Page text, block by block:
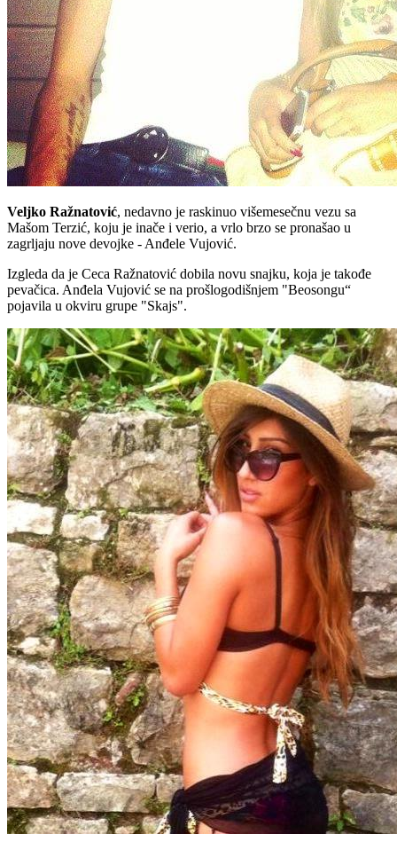
Veljko Ražnatović, nedavno je raskinuo višemesečnu vezu sa
Mašom Terzić, koju je inače i verio, a vrlo brzo se pronašao u
zagrljaju nove devojke - Anđele Vujović.
Izgleda da je Ceca Ražnatović dobila novu snajku, koja je takođe
pevačica. Anđela Vujović se na prošlogodišnjem "Beosongu“
pojavila u okviru grupe "Skajs".